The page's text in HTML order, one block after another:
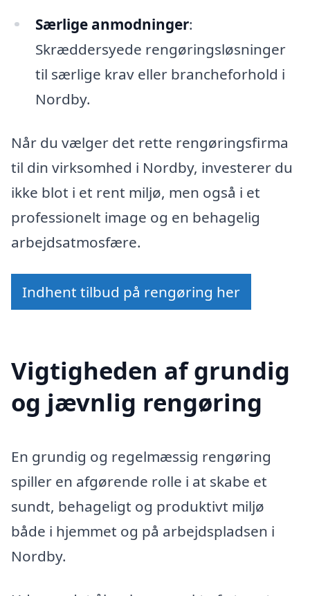
Særlige anmodninger:
Skræddersyede rengøringsløsninger
til særlige krav eller brancheforhold i
Nordby.
Når du vælger det rette rengøringsfirma
til din virksomhed i Nordby, investerer du
ikke blot i et rent miljø, men også i et
professionelt image og en behagelig
arbejdsatmosfære.
Indhent tilbud på rengøring her
Vigtigheden af grundig
og jævnlig rengøring
En grundig og regelmæssig rengøring
spiller en afgørende rolle i at skabe et
sundt, behageligt og produktivt miljø
både i hjemmet og på arbejdspladsen i
Nordby.